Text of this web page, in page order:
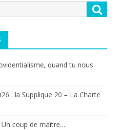
quand tu nous
: la Supplique 20 – La Charte
Un coup de maître…